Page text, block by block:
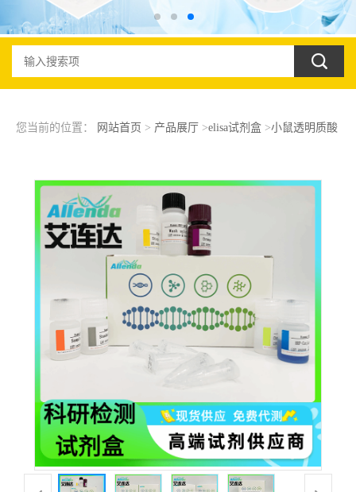
您当前的位置： 网站首页 > 产品展厅 >elisa试剂盒>小鼠透明质酸